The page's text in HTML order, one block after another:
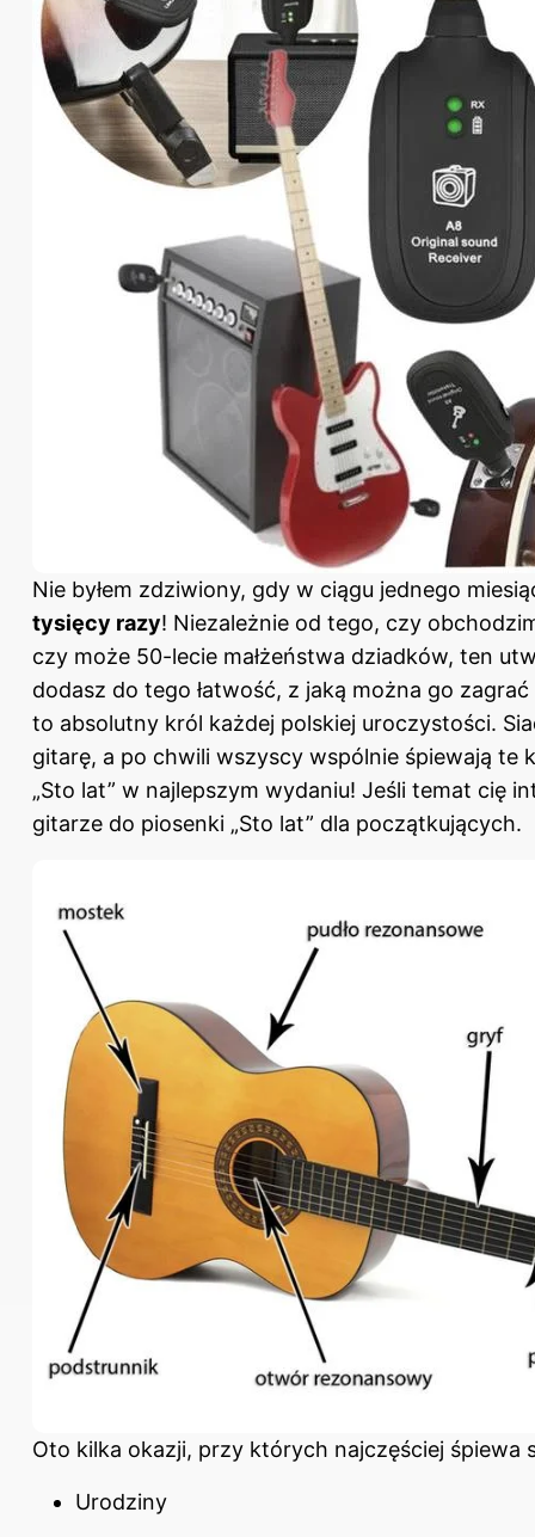
Nie byłem zdziwiony, gdy w ciągu jednego
tysięcy razy! Niezależnie od tego, czy
czy może 50-lecie małżeństwa dziadków, ten
dodasz do tego łatwość, z jaką można go
to absolutny król każdej polskiej uroczystości.
gitarę, a po chwili wszyscy wspólnie śpiewają te
„Sto lat” w najlepszym wydaniu! Jeśli temat cię
gitarze do piosenki „Sto lat” dla początkujących.
Oto kilka okazji, przy których najczęściej śpiewa
Urodziny